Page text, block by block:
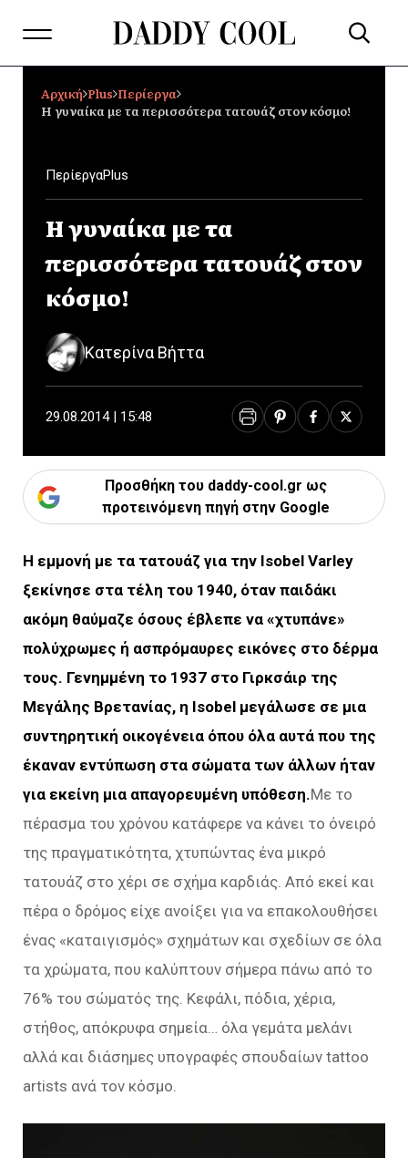
Αρχική Plus Περίεργα
Η γυναίκα με τα περισσότερα τατουάζ στον κόσμο!
ΠερίεργαPlus
Η γυναίκα με τα
περισσότερα τατουάζ στον
κόσμο!
Κατερίνα Βήττα
29.08.2014 | 15:48
Προσθήκη του daddy-cool.gr ως
προτεινόμενη πηγή στην Google
Η εμμονή με τα τατουάζ για την Isobel Varley
ξεκίνησε στα τέλη του 1940, όταν παιδάκι
ακόμη θαύμαζε όσους έβλεπε να «χτυπάνε»
πολύχρωμες ή ασπρόμαυρες εικόνες στο δέρμα
τους. Γενημμένη το 1937 στο Γιρκσάιρ της
Μεγάλης Βρετανίας, η Isobel μεγάλωσε σε μια
συντηρητική οικογένεια όπου όλα αυτά που της
έκαναν εντύπωση στα σώματα των άλλων ήταν
για εκείνη μια απαγορευμένη υπόθεση.Με το
πέρασμα του χρόνου κατάφερε να κάνει το όνειρό
της πραγματικότητα, χτυπώντας ένα μικρό
τατουάζ στο χέρι σε σχήμα καρδιάς. Από εκεί και
πέρα ο δρόμος είχε ανοίξει για να επακολουθήσει
ένας «καταιγισμός» σχημάτων και σχεδίων σε όλα
τα χρώματα, που καλύπτουν σήμερα πάνω από το
76% του σώματός της. Κεφάλι, πόδια, χέρια,
στήθος, απόκρυφα σημεία… όλα γεμάτα μελάνι
αλλά και διάσημες υπογραφές σπουδαίων tattoo
artists ανά τον κόσμο.